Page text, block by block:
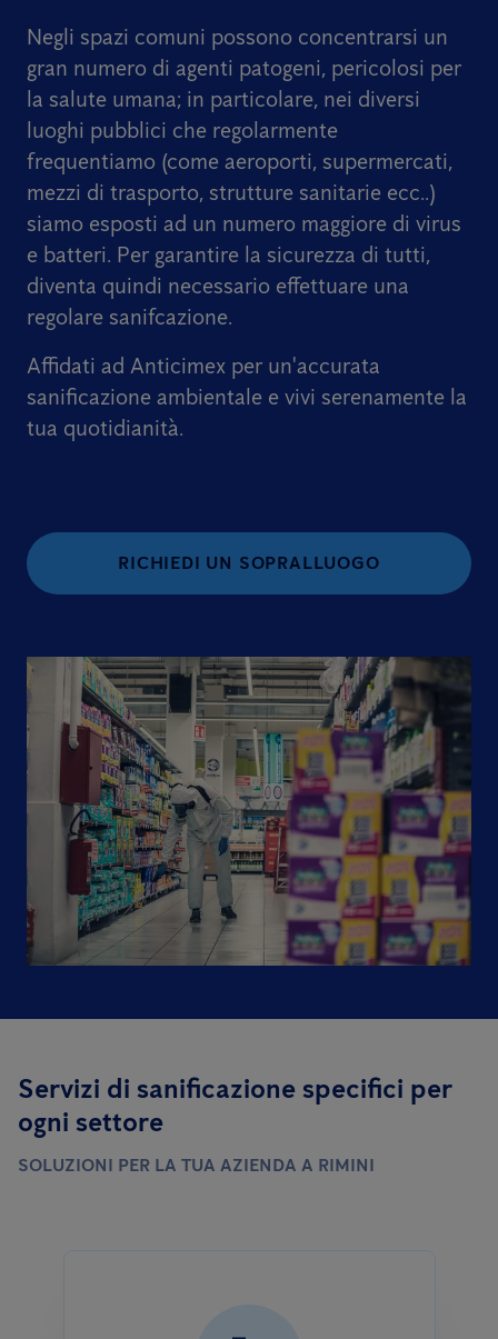
Negli spazi comuni possono concentrarsi un
gran numero di agenti patogeni, pericolosi per
la salute umana; in particolare, nei diversi
luoghi pubblici che regolarmente
frequentiamo (come aeroporti, supermercati,
mezzi di trasporto, strutture sanitarie ecc..)
siamo esposti ad un numero maggiore di virus
e batteri. Per garantire la sicurezza di tutti,
diventa quindi necessario effettuare una
regolare sanifcazione.
Affidati ad Anticimex per un'accurata
sanificazione ambientale e vivi serenamente la
tua quotidianità.
RICHIEDI UN SOPRALLUOGO
Servizi di sanificazione specifici per
ogni settore
SOLUZIONI PER LA TUA AZIENDA A RIMINI